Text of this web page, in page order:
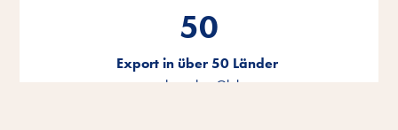
50
Export in über 50 Länder
rund um den Globus